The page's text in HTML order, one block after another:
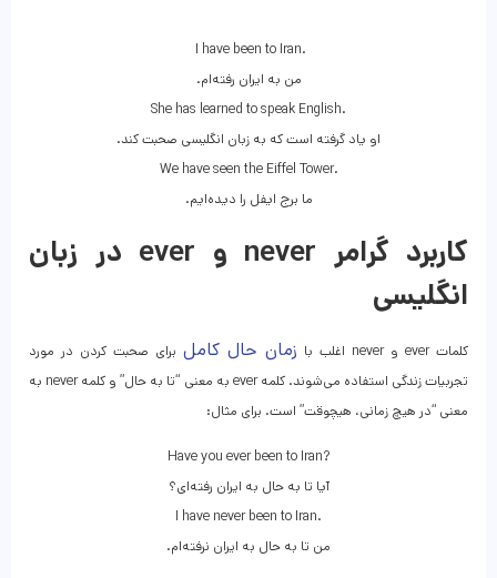
I have been to Iran.
.من به ایران رفته‌ام
She has learned to speak English.
.او یاد گرفته است که به زبان انگلیسی صحبت کند
We have seen the Eiffel Tower.
.ما برج ایفل را دیده‌ایم
کاربرد گرامر never و ever در زبان
انگلیسی
کلمات ever و never اغلب با زمان حال کاملبرای صحبت کردن در مورد
تجربیات زندگی استفاده می‌شوند. کلمه ever به معنی “تا به حال” و کلمه never به
معنی “در هیچ زمانی، هیچوقت” است. برای مثال:
Have you ever been to Iran?
آیا تا به حال به ایران رفته‌ای؟
I have never been to Iran.
.من تا به حال به ایران نرفته‌ام